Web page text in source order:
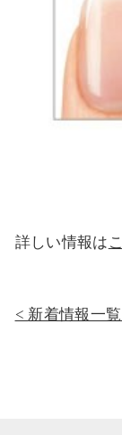
詳しい情報は
新着情報一